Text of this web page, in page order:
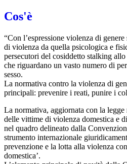
Cos'è
“Con l’espressione violenza di
di violenza da quella psicologica e
persecutori del cosiddetto stalking
che riguardano un vasto numero di
sesso.
La normativa contro la violenza di
principali: prevenire i reati, punire i
La normativa, aggiornata con la
delle vittime di violenza domestica e
nel quadro delineato dalla
strumento internazionale
prevenzione e la lotta alla violenza
domestica’.